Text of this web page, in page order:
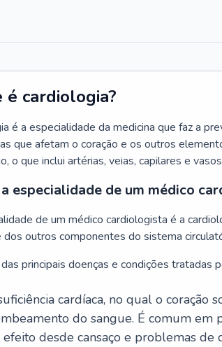
é cardiologia?
é a especialidade da medicina que faz a
que afetam o coração e os outros
o que inclui artérias, veias, capilares e
especialidade de um médico
de um médico cardiologista é a
dos outros componentes do sistema
principais doenças e condições tratadas
cardíaca, no qual o coração
do sangue. É comum em
desde cansaço e problemas de